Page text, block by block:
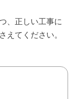
、正しい工事に
えてください。